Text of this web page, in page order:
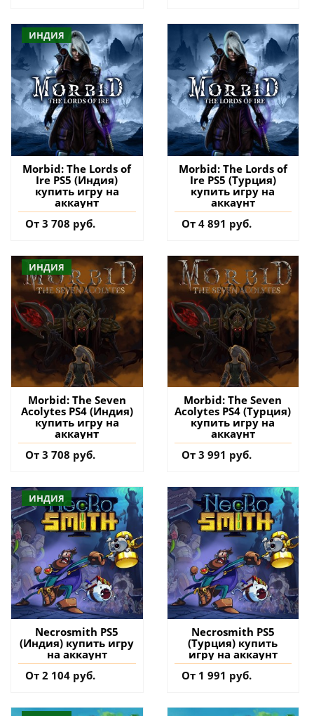
ИНДИЯ
Morbid: The Lords of
Ire PS5 (Индия)
купить игру на
аккаунт
От 3 708 руб.
Morbid: The Lords of
Ire PS5 (Турция)
купить игру на
аккаунт
От 4 891 руб.
ИНДИЯ
Morbid: The Seven
Acolytes PS4 (Индия)
купить игру на
аккаунт
От 3 708 руб.
Morbid: The Seven
Acolytes PS4 (Турция)
купить игру на
аккаунт
От 3 991 руб.
ИНДИЯ
Necrosmith PS5
(Индия) купить игру
на аккаунт
От 2 104 руб.
Necrosmith PS5
(Турция) купить
игру на аккаунт
От 1 991 руб.